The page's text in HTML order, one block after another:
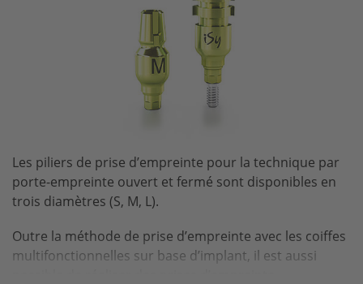
Les piliers de prise d’empreinte pour la technique par
porte-empreinte ouvert et fermé sont disponibles en
trois diamètres (S, M, L).
Outre la méthode de prise d’empreinte avec les coiffes
multifonctionnelles sur base d’implant, il est aussi